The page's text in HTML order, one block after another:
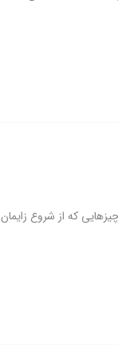
که از شروع زایمان